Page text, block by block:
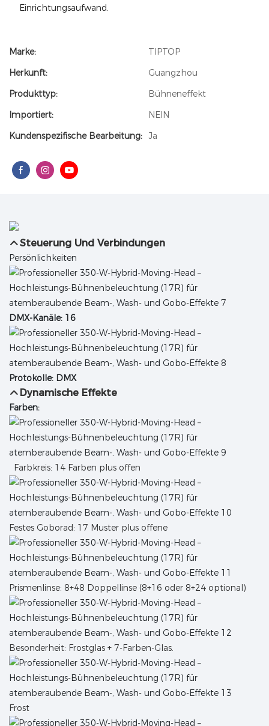
Einrichtungsaufwand.
Marke:
TIPTOP
Herkunft:
Guangzhou
Produkttyp:
Bühneneffekt
Importiert:
NEIN
Kundenspezifische Bearbeitung: Ja
Steuerung Und Verbindungen
Persönlichkeiten
DMX-Kanäle: 16
Protokolle: DMX
Dynamische Effekte
Farben:
Farbkreis: 14 Farben plus offen
Festes Goborad: 17 Muster plus offene
Prismenlinse: 8+48 Doppellinse (8+16 oder 8+24 optional)
Besonderheit: Frostglas + 7-Farben-Glas.
Frost